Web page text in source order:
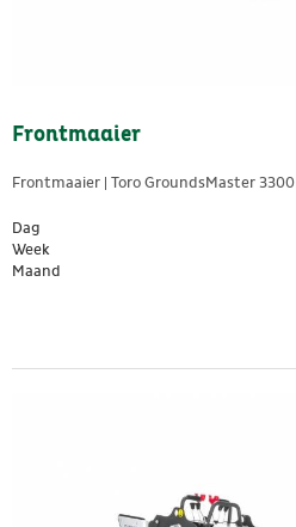
Frontmaaier
Frontmaaier | Toro GroundsMaster 3300
Dag
Week
Maand